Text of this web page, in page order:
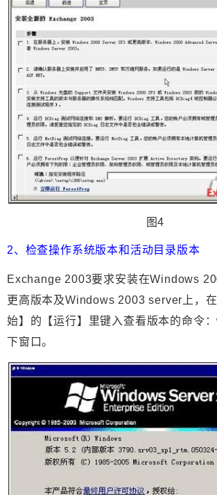
图4
2、检查操作系统版本和活动目录版本
Exchange 2003要求安装在Windows
更高版本及Windows 2003 server上，
始】的【运行】里键入查看版本的命令
下窗口。